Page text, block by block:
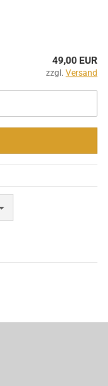
49,00 EUR
zzgl. Versand